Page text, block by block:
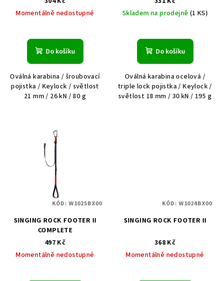
Momentálně nedostupné
Do košíku
Oválná karabina / šroubovací
pojistka / Keylock / světlost
21 mm / 26 kN / 80 g
Skladem na prodejně (1 KS)
Do košíku
Oválná karabina ocelová /
triple lock pojistka / Keylock /
světlost 18 mm / 30 kN / 195 g
SINGING ROCK FOOTER II
COMPLETE
497 Kč
Momentálně nedostupné
KÓD: W1025BX00
SINGING ROCK FOOTER II
368 Kč
Momentálně nedostupné
KÓD: W1024BX00